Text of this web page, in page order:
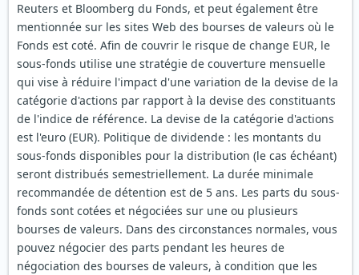
Reuters et Bloomberg du Fonds, et peut également être
mentionnée sur les sites Web des bourses de valeurs où le
Fonds est coté. Afin de couvrir le risque de change EUR, le
sous-fonds utilise une stratégie de couverture mensuelle
qui vise à réduire l'impact d'une variation de la devise de la
catégorie d'actions par rapport à la devise des constituants
de l'indice de référence. La devise de la catégorie d'actions
est l'euro (EUR). Politique de dividende : les montants du
sous-fonds disponibles pour la distribution (le cas échéant)
seront distribués semestriellement. La durée minimale
recommandée de détention est de 5 ans. Les parts du sous-
fonds sont cotées et négociées sur une ou plusieurs
bourses de valeurs. Dans des circonstances normales, vous
pouvez négocier des parts pendant les heures de
négociation des bourses de valeurs, à condition que les